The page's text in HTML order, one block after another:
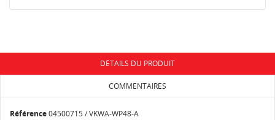
DÉTAILS DU PRODUIT
COMMENTAIRES
Référence04500715 / VKWA-WP48-A
add_circle_outline Créer une nouvelle liste